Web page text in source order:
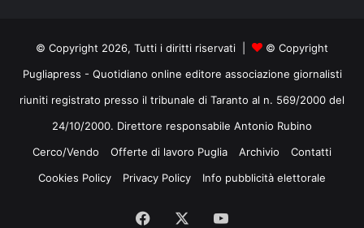
© Copyright 2026, Tutti i diritti riservati |
© Copyright
Pugliapress - Quotidiano online editore associazione giornalisti
riuniti registrato presso il tribunale di Taranto al n. 569/2000 del
24/10/2000. Direttore responsabile Antonio Rubino
Cerco/Vendo
Offerte di lavoro Puglia Archivio
Contatti
Cookies Policy
Privacy Policy Info pubblicità elettorale
Facebook